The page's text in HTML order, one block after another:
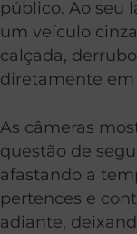
público. Ao seu
um veículo
calçada,
diretamente em
As câmeras
questão de
afastando a
pertences e
adiante,